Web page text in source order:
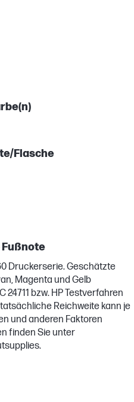
Flasche
Fußnote
Druckerserie. Geschätzte
Magenta und Gelb
24711 bzw. HP Testverfahren
Reichweite kann je
und anderen Faktoren
finden Sie unter